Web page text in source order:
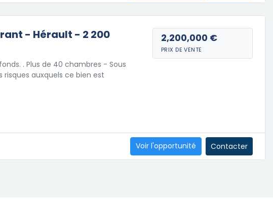
- Hérault - 2 200
. Plus de 40 chambres - Sous
auxquels ce bien est
2,200,000 €
PRIX DE VENTE
Voir l'opportunité Contacter